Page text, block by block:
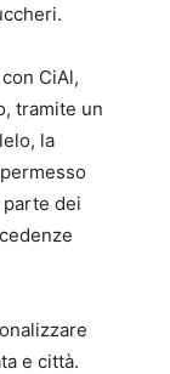
CiAl,
tramite un
la
dei
e città.